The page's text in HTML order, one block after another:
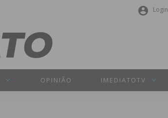
Login
Senha
OPINIÃO IMEDIATOTV